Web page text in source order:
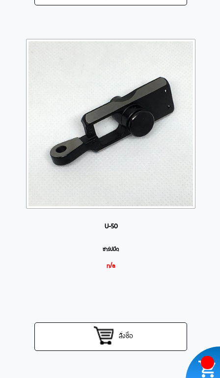
U-50
ชาร์ปมีด
n/a
สั่งซื้อ